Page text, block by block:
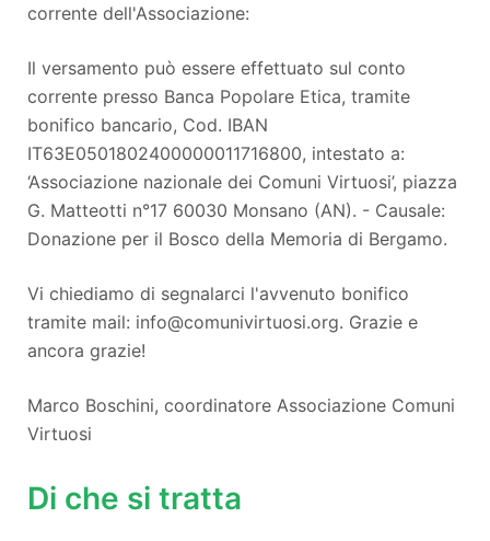
corrente dell'Associazione:
Il versamento può essere effettuato sul conto
corrente presso Banca Popolare Etica, tramite
bonifico bancario, Cod. IBAN
IT63E0501802400000011716800, intestato a:
‘Associazione nazionale dei Comuni Virtuosi’, piazza
G. Matteotti n°17 60030 Monsano (AN). - Causale:
Donazione per il Bosco della Memoria di Bergamo.
Vi chiediamo di segnalarci l'avvenuto bonifico
tramite mail: info@comunivirtuosi.org. Grazie e
ancora grazie!
Marco Boschini, coordinatore Associazione Comuni
Virtuosi
Di che si tratta